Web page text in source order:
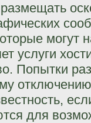
могут
услуги
Попытки
для